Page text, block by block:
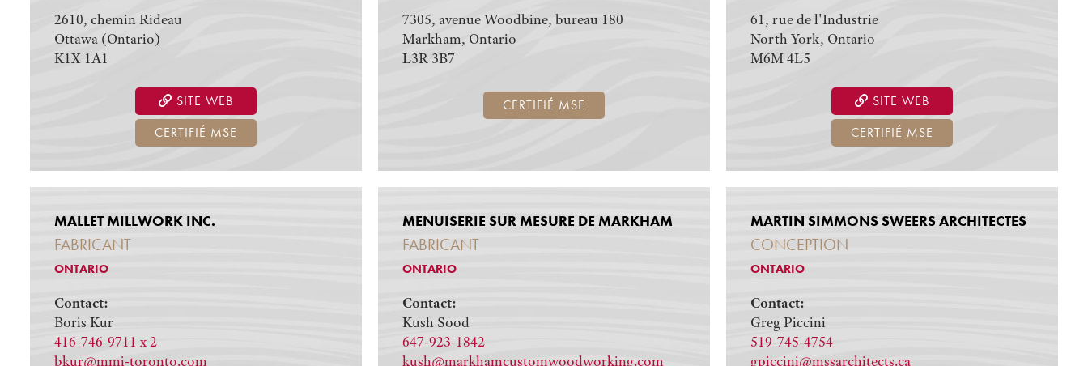
2610, chemin Rideau
Ottawa (Ontario)
K1X 1A1
SITE WEB
CERTIFIÉ MSE
7305, avenue Woodbine, bureau 180
Markham, Ontario
L3R 3B7
CERTIFIÉ MSE
61, rue de l'Industrie
North York, Ontario
M6M 4L5
SITE WEB
CERTIFIÉ MSE
MALLET MILLWORK INC.
FABRICANT
ONTARIO
Contact:
Boris Kur
416-746-9711 x 2
bkur@mmi-toronto.com
MENUISERIE SUR MESURE DE MARKHAM
FABRICANT
ONTARIO
Contact:
Kush Sood
647-923-1842
kush@markhamcustomwoodworking.com
MARTIN SIMMONS SWEERS ARCHITECTES
CONCEPTION
ONTARIO
Contact:
Greg Piccini
519-745-4754
gpiccini@mssarchitects.ca